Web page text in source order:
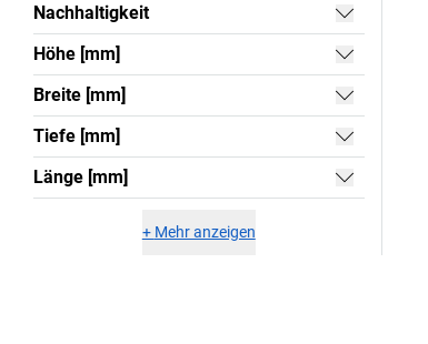
Nachhaltigkeit
Höhe [mm]
Breite [mm]
Tiefe [mm]
Länge [mm]
+ Mehr anzeigen